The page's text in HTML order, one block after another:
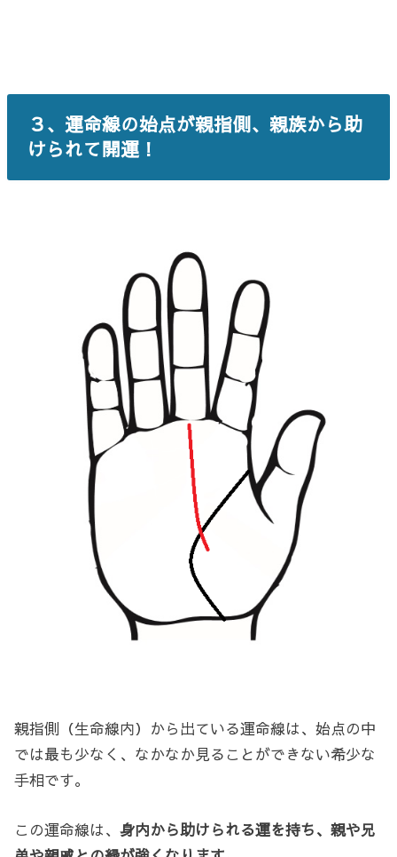
３、運命線の始点が親指側、親族から助
けられて開運！
親指側（生命線内）から出ている運命線は、始点の中
では最も少なく、なかなか見ることができない希少な
手相です。
この運命線は、身内から助けられる運を持ち、親や兄